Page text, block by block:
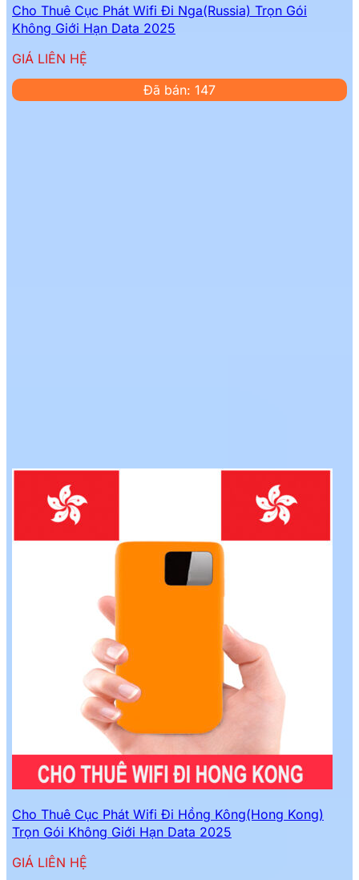
Cho Thuê Cục Phát Wifi Đi Nga(Russia) Trọn Gói
Không Giới Hạn Data 2025
GIÁ LIÊN HỆ
Đã bán: 147
Cho Thuê Cục Phát Wifi Đi Hồng Kông(Hong Kong)
Trọn Gói Không Giới Hạn Data 2025
GIÁ LIÊN HỆ